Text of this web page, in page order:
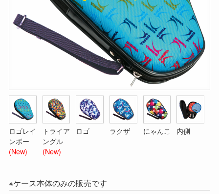
ロゴレイ
ンボー
(New)
トライア
ングル
(New)
ロゴ ラクザ にゃんこ 内側
※ケース本体のみの販売です